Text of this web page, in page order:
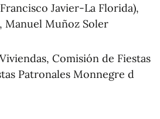
Javier-La Florida),
Manuel Muñoz Soler
Comisión de Fiestas
Patronales Monnegre d